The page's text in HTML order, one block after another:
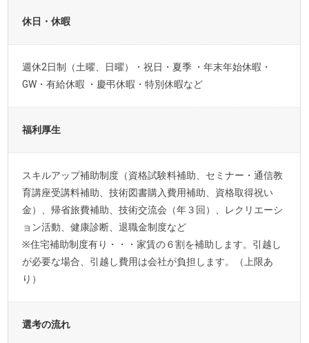
休日・休暇
週休2日制（土曜、日曜）・祝日・夏季 ・年末年始休暇・
GW・有給休暇 ・慶弔休暇・特別休暇など
福利厚生
スキルアップ補助制度（資格試験料補助、セミナー・通信教
育講座受講料補助、技術図書購入費用補助、資格取得祝い
金）、帰省旅費補助、技術交流会（年３回）、レクリエーシ
ョン活動、健康診断、退職金制度など
※住宅補助制度有り・・・家賃の６割を補助します。引越し
が必要な場合、引越し費用は会社が負担します。（上限あ
り）
選考の流れ